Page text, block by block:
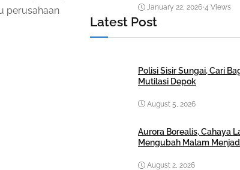
perusahaan
January 22, 2026•4 Views
Latest Post
Polisi Sisir Sungai, Cari
Mutilasi Depok
August 5, 2026
Aurora Borealis, Cahaya
Mengubah Malam
August 2, 2026